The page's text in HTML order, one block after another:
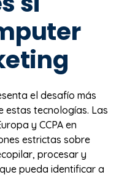
el desafío más
estas tecnologías. Las
y CCPA en
estrictas sobre
procesar y
pueda identificar a